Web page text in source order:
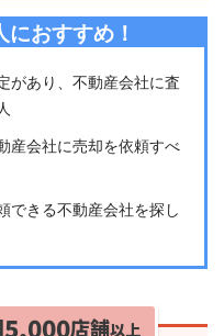
おすすめ！
があり、不動産会社に査
産会社に売却を依頼すべ
できる不動産会社を探し